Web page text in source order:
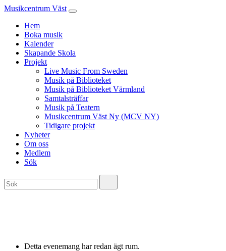
Musikcentrum Väst
Hem
Boka musik
Kalender
Skapande Skola
Projekt
Live Music From Sweden
Musik på Biblioteket
Musik på Biblioteket Värmland
Samtalsträffar
Musik på Teatern
Musikcentrum Väst Ny (MCV NY)
Tidigare projekt
Nyheter
Om oss
Medlem
Sök
Detta evenemang har redan ägt rum.